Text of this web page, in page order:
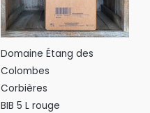
Domaine Étang des
Colombes
Corbières
BIB 5 L rouge